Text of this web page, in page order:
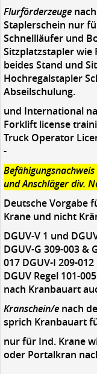
Flurförderzeuge
Staplerschein nur
Schnellläufer und
Sitzplatzstapler
beides Stand und
Hochregalstapler
Abseilschulung.
und International
Forklift license
Truck Operator
-
und Anschläger div.
Deutsche Vorgabe
Krane und nicht
DGUV-V 1 und
DGUV-G 309-003 &
017 DGUV-I 209-
DGUV Regel 101-
nach Kranbauart
Kranschein/e nach
sprich Kranbauart
nur für Ind. Krane
oder Portalkran